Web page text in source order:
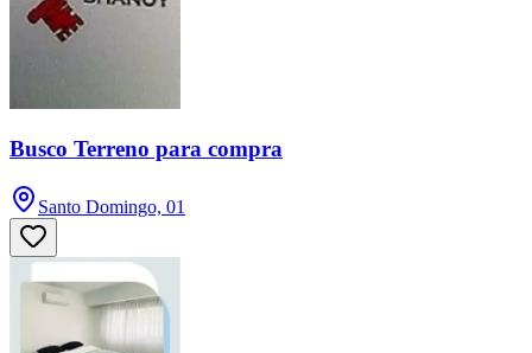
Busco Terreno para compra
Santo Domingo, 01